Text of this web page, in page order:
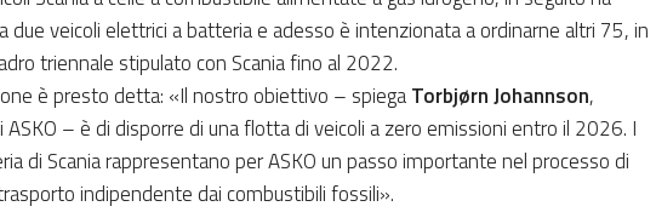
due veicoli elettrici a batteria e adesso è intenzionata a ordinarne altri 75, in
triennale stipulato con Scania fino al 2022.
è presto detta: «Il nostro obiettivo – spiegaTorbjørn Johannson,
– è di disporre di una flotta di veicoli a zero emissioni entro il 2026. I
di Scania rappresentano per ASKO un passo importante nel processo di
indipendente dai combustibili fossili».